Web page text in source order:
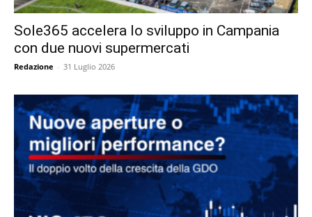
Sole365 accelera lo sviluppo in Campania
con due nuovi supermercati
Redazione - 31 Luglio 2026